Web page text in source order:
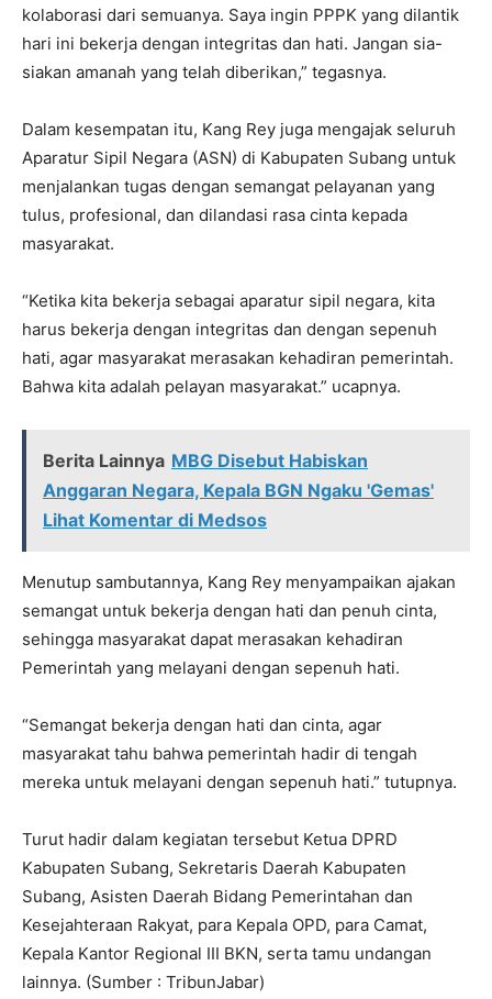
kolaborasi dari semuanya. Saya ingin PPPK yang dilantik
hari ini bekerja dengan integritas dan hati. Jangan sia-
siakan amanah yang telah diberikan,” tegasnya.
Dalam kesempatan itu, Kang Rey juga mengajak seluruh
Aparatur Sipil Negara (ASN) di Kabupaten Subang untuk
menjalankan tugas dengan semangat pelayanan yang
tulus, profesional, dan dilandasi rasa cinta kepada
masyarakat.
“Ketika kita bekerja sebagai aparatur sipil negara, kita
harus bekerja dengan integritas dan dengan sepenuh
hati, agar masyarakat merasakan kehadiran pemerintah.
Bahwa kita adalah pelayan masyarakat.” ucapnya.
Berita Lainnya MBG Disebut Habiskan
Anggaran Negara, Kepala BGN Ngaku 'Gemas'
Lihat Komentar di Medsos
Menutup sambutannya, Kang Rey menyampaikan ajakan
semangat untuk bekerja dengan hati dan penuh cinta,
sehingga masyarakat dapat merasakan kehadiran
Pemerintah yang melayani dengan sepenuh hati.
“Semangat bekerja dengan hati dan cinta, agar
masyarakat tahu bahwa pemerintah hadir di tengah
mereka untuk melayani dengan sepenuh hati.” tutupnya.
Turut hadir dalam kegiatan tersebut Ketua DPRD
Kabupaten Subang, Sekretaris Daerah Kabupaten
Subang, Asisten Daerah Bidang Pemerintahan dan
Kesejahteraan Rakyat, para Kepala OPD, para Camat,
Kepala Kantor Regional III BKN, serta tamu undangan
lainnya. (Sumber : TribunJabar)